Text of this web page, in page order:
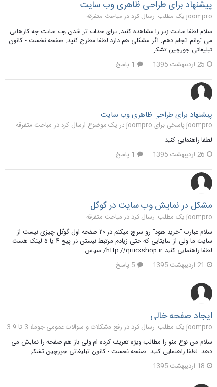
پیشنهاد برای طراحی ظاهری وب سایت
joompro یک مطلب ارسال کرد در
مباحث متفرقه
سلام لطفا سایت زیر را مشاهده کنید. برای جذاب تر شدن وب سایت چه کارهایی
می توانم انجام دهم. اگر مشکلی هم دارد لطفا مطرح کنید. صفحه نخست - کانون
تبلیغاتی جورچین تشکر
25 اردیبهشت 1395
پیشنهاد برای طراحی ظاهری وب سایت
joompro پاسخی برای joompro در یک موضوع ارسال کرد در
مباحث متفرقه
لطفا راهنمایی کنید
26 اردیبهشت 1395
مشکل در نمایش وب سایت در گوگل
joompro یک مطلب ارسال کرد در
مباحث متفرقه
سلام عبارت "خرید هود" رو سرچ میکنم در ۲۰ صفحه اول گوگل چیزی نیست از
سایت ما ولی از سایتایی که حتی زیادم مرتبط نیستن در پیج ۴ یا ۵ لینک هست.
لطفا راهنمایی کنید http://quickshop.ir/ سپاس
21 اردیبهشت 1395
ایجاد صفحه خالی
joompro یک مطلب ارسال کرد در
رفع مشکلات و سوالات عمومی جوملا 3 تا 3.9
سلام من نوع منو را مطالب ویژه تعریف کرده ام ولی باز هم صفحه را نمایش می
دهد. لطفا راهنمایی کنید. صفحه نخست - کانون تبلیغاتی جورچین تشکر
18 اردیبهشت 1395